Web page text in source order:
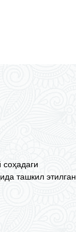
ташкил этилган.